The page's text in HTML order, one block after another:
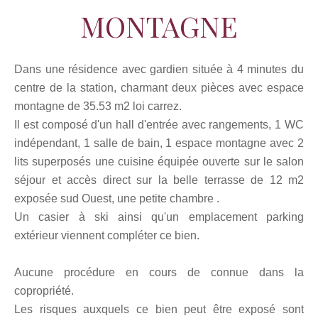
MONTAGNE
Dans une résidence avec gardien située à 4 minutes du
centre de la station, charmant deux pièces avec espace
montagne de 35.53 m2 loi carrez.
Il est composé d'un hall d'entrée avec rangements, 1 WC
indépendant, 1 salle de bain, 1 espace montagne avec 2
lits superposés une cuisine équipée ouverte sur le salon
séjour et accès direct sur la belle terrasse de 12 m2
exposée sud Ouest, une petite chambre .
Un casier à ski ainsi qu'un emplacement parking
extérieur viennent compléter ce bien.
Aucune procédure en cours de connue dans la
copropriété.
Les risques auxquels ce bien peut être exposé sont